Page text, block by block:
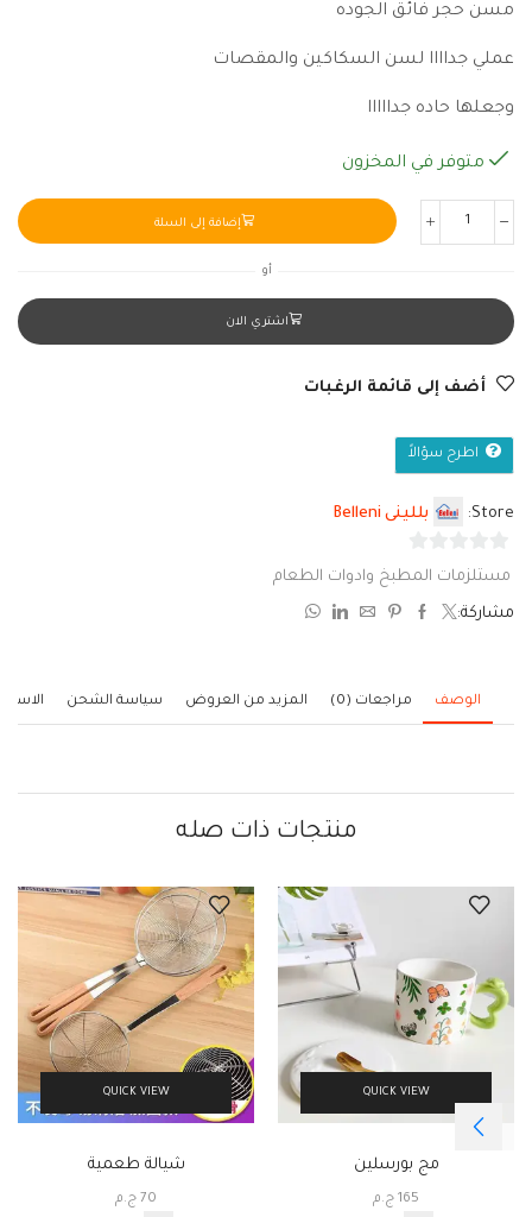
مسن حجر فائق الجوده
عملي جداااا لسن السكاكين والمقصات
وجعلها حاده جدااااا
متوفر في المخزون
إضافة إلى السلة
أو
اشتري الان
أضف إلى قائمة الرغبات
اطرح سؤالاً
Store: بللينى Belleni
0
مستلزمات المطبخ وادوات الطعام
مشاركة:
الوصف مراجعات (0) المزيد من العروض سياسة الشحن
منتجات ذات صله
QUICK VIEW
مج بورسلين
165 ج.م
QUICK VIEW
شيالة طعمية
70 ج.م